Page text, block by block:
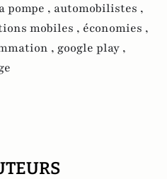
pompe , automobilistes ,
mobiles , économies ,
, google play ,